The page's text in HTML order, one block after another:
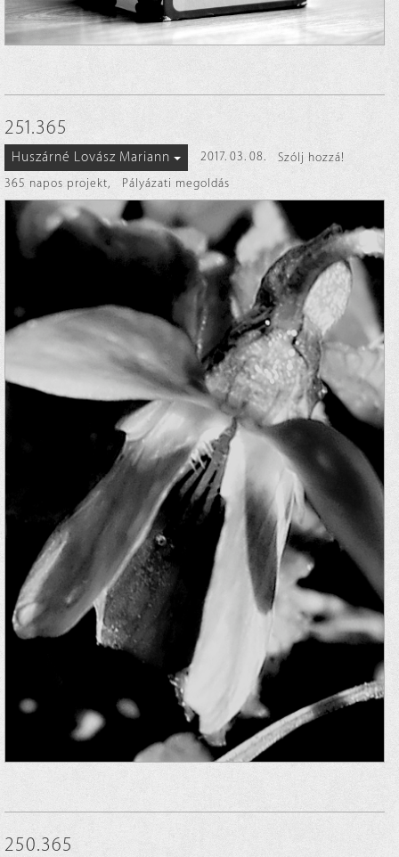
251.365
Huszárné Lovász Mariann 2017. 03. 08.
Szólj hozzá!
365 napos projekt, Pályázati megoldás
250.365